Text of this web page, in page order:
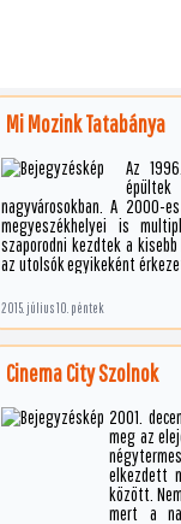
Mi Mozink Tatabánya
Az
nagyvárosokban. A 2000-
megyeszékhelyei is
szaporodni kezdtek a
az utolsók egyikeként
mozi nélkül hagyták a
bevásárlóközpontot
négytermes mozi készült,
meg a befejezést, míg a
nem tette lehetővé a
2015. július 10. péntek
Cinema City Szolnok
2001.
meg az
elkezdett
között.
mert a